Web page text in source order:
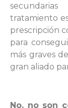
tratamiento
prescripción
para
más graves
gran aliado
No, no son